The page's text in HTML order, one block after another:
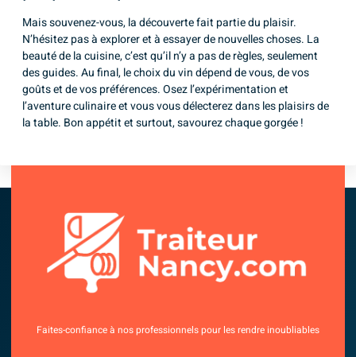
Mais souvenez-vous, la découverte fait partie du plaisir.
N’hésitez pas à explorer et à essayer de nouvelles choses. La
beauté de la cuisine, c’est qu’il n’y a pas de règles, seulement
des guides. Au final, le choix du vin dépend de vous, de vos
goûts et de vos préférences. Osez l’expérimentation et
l’aventure culinaire et vous vous délecterez dans les plaisirs de
la table. Bon appétit et surtout, savourez chaque gorgée !
Faites-confiance à nos professionnels pour les rendre inoubliables